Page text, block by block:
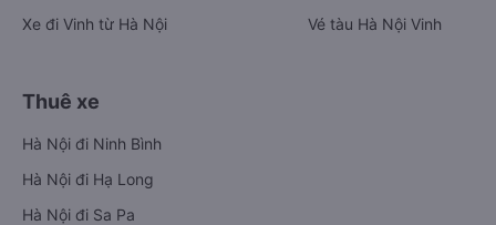
Xe đi Vinh từ Hà Nội
Vé tàu Hà Nội Vinh
Thuê xe
Hà Nội đi Ninh Bình
Hà Nội đi Hạ Long
Hà Nội đi Sa Pa